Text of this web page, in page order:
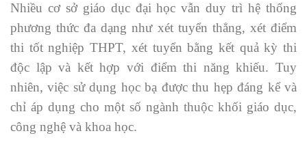
Nhiều cơ sở giáo dục đại học vẫn duy trì hệ thống
phương thức đa dạng như xét tuyển thẳng, xét điểm
thi tốt nghiệp THPT, xét tuyển bằng kết quả kỳ thi
độc lập và kết hợp với điểm thi năng khiếu. Tuy
nhiên, việc sử dụng học bạ được thu hẹp đáng kể và
chỉ áp dụng cho một số ngành thuộc khối giáo dục,
công nghệ và khoa học.